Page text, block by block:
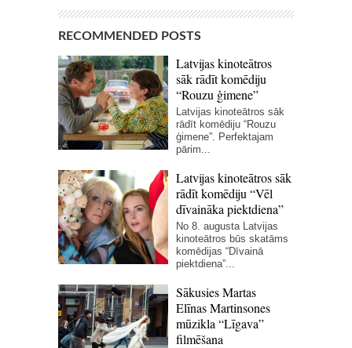
RECOMMENDED POSTS
Latvijas kinoteātros
sāk rādīt komēdiju
“Rouzu ģimene”
Latvijas kinoteātros sāk
rādīt komēdiju “Rouzu
ģimene”. Perfektajam
pārim...
Latvijas kinoteātros sāk
rādīt komēdiju “Vēl
dīvaināka piektdiena”
No 8. augusta Latvijas
kinoteātros būs skatāms
komēdijas “Dīvainā
piektdiena”...
Sākusies Martas
Elīnas Martinsones
mūzikla “Līgava”
filmēšana